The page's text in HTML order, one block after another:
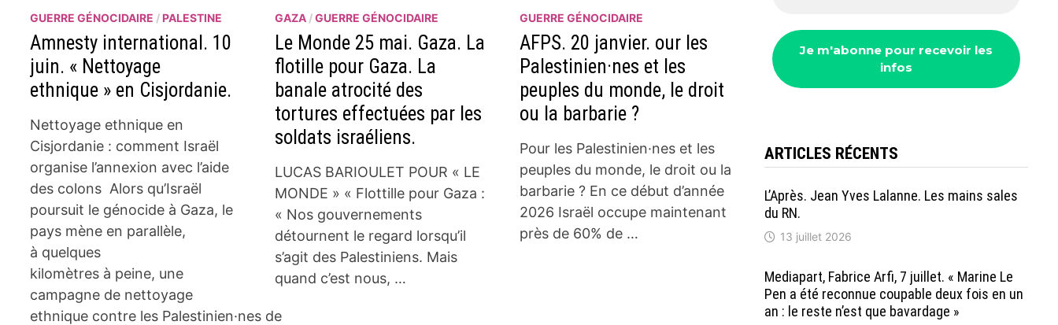
GUERRE GÉNOCIDAIRE / PALESTINE
Amnesty international. 10
juin. « Nettoyage
ethnique » en Cisjordanie.
Nettoyage ethnique en
Cisjordanie : comment Israël
organise l’annexion avec l’aide
des colons Alors qu’Israël
poursuit le génocide à Gaza, le
pays mène en parallèle,
à quelques
kilomètres à peine, une
campagne de nettoyage
ethnique contre les Palestinien·nes de
GAZA /GUERRE GÉNOCIDAIRE
Le Monde 25 mai. Gaza. La
flotille pour Gaza. La
banale atrocité des
tortures effectuées par les
soldats israéliens.
LUCAS BARIOULET POUR « LE
MONDE » « Flottille pour Gaza :
« Nos gouvernements
détournent le regard lorsqu’il
s’agit des Palestiniens. Mais
quand c’est nous, …
GUERRE GÉNOCIDAIRE
AFPS. 20 janvier. our les
Palestinien·nes et les
peuples du monde, le droit
ou la barbarie ?
Pour les Palestinien·nes et les
peuples du monde, le droit ou la
barbarie ? En ce début d’année
2026 Israël occupe maintenant
près de 60% de …
ARTICLES RÉCENTS
L’Après. Jean Yves Lalanne. Les mains sales
du RN.
13 juillet 2026
Mediapart, Fabrice Arfi, 7 juillet. « Marine Le
Pen a été reconnue coupable deux fois en un
an : le reste n’est que bavardage »